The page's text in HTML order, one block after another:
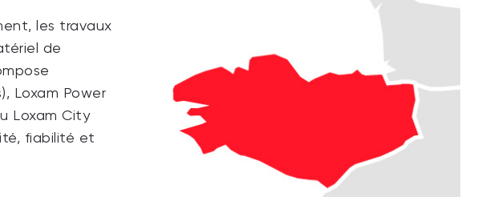
les travaux
de
Loxam Power
Loxam City
fiabilité et